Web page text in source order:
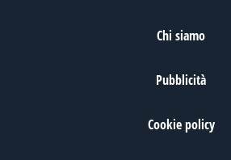
Chi siamo
Pubblicità
Cookie policy